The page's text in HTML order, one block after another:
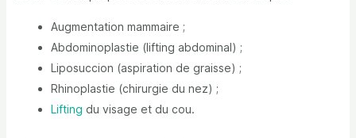
Augmentation mammaire ;
Abdominoplastie (lifting abdominal) ;
Liposuccion (aspiration de graisse) ;
Rhinoplastie (chirurgie du nez) ;
Lifting du visage et du cou.